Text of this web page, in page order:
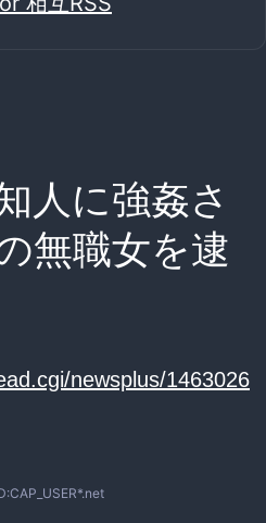
人に強姦さ
無職女を逮
newsplus/1463026